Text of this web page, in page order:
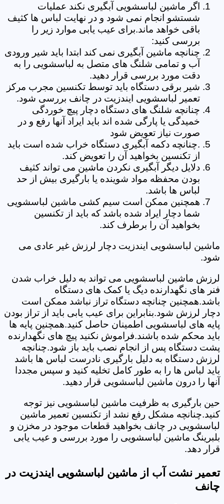
اگر ماشین لباسشویی آبگیری نکند عملیات
شستشو انجام نمی شود و در نهایت لباس ها کثیف
باقی خواهد ماند.برای عیب یابی موارد زیر را
بررسی کنید:
چنانچه ماشین آبگیری نمی کند ابتدا باید شیر ورودی
آب و تمامی شلنگ های متصل به لباسشویی را به
دقت مورد بررسی قرار دهید.
شیر برقی دستگاه باید توسط تکنسین مجرب مرکز
تعمیر لباسشویی ایندزیت در چانف بررسی شود.
چنانچه شلنگ های دستگاه دچار پیچ خوردگی
خمیدگی یا پارگی شده اند باید ایراد آنها رفع و در
صورت نیاز تعویض شود
.چنانچه دکمه آبگیری دستگاه خراب شده است باید
از تکنسین بخواهید آن را تعویض کند.
دلایل دیگر آبگیری نکردن ماشین می تواند کثیف
بودن محفظه مواد شوینده یا بارگیری بیش از حد
لباس ها باشد.
همچنین ممکن است سیم کشی ماشین لباسشویی
شما دچار ایراد شده باشد که باید از تکنسین
بخواهید آن را برطرف کند.
ماشین لباسشویی ایندزیت دچار لرزش غیر عادی می
شود.
لرزش ماشین لباسشویی می تواند به دلیل خراب شدن
فنر های نگهدارنده دیگ یا کمک های دستگاه
باشد.همچنین چنانچه دستگاه تراز نباشد ممکن است
دچار لرزش شود.بنابراین برای عیب یابی باید از تراز بودن
پایه های لباسشویی اطمینان حاصل کنید.همچنین پایه ها
باید محکم شده باشند.فراموش نکنید پیچ های نگهدارنده
پشت دستگاه پس از انجام نصب باید باز شود.چنانچه
لرزش دستگاه به دلیل بارگیری نادرست لباس ها باشد
باید لباس ها را به طور کامل تخلیه کنید و سپس مجددا
آنها را درون ماشین لباسشویی قرار دهید.
حین بارگیری به ظرفیت ماشین لباسشویی نیز توجه
کنید.چنانچه مشکل رفع نشد از تکنسین تعمیر ماشین
لباسشویی در چانف بخواهید قطعات موجود در مخزن و
بلبرینگ ماشین لباسشویی را مورد بررسی و عیب یابی
قرار دهد.
تعمیر نشت آب از ماشین لباسشویی ایندزیت در
چانف